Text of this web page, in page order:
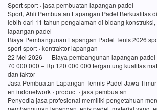
Sport sport › jasa pembuatan lapangan padel
Sport, Ahli Pembuatan Lapangan Padel Berkualitas
lebih dari 11 tahun pengalaman di bidang konstruksi,
lapangan padel
Biaya Pembangunan Lapangan Padel Tenis 2026
sport sport › kontraktor lapangan
22 Mei 2026 — Biaya pembangunan lapangan
70 000 000 – Rp 120 000 000 tergantung kualitas
dan faktor
Jasa Pembuatan Lapangan Tennis Padel Jawa Timur
en indonetwork › product › jasa pembuatan
Penyedia jasa profesional memiliki pengetahuan